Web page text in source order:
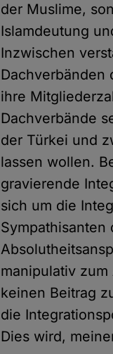
der Muslime,
Islamdeutung
Inzwischen
Dachverbänden
ihre
Dachverbände
der Türkei und
lassen wollen.
gravierende
sich um die
Sympathisanten
manipulativ
keinen Beitrag
die
Dies wird,